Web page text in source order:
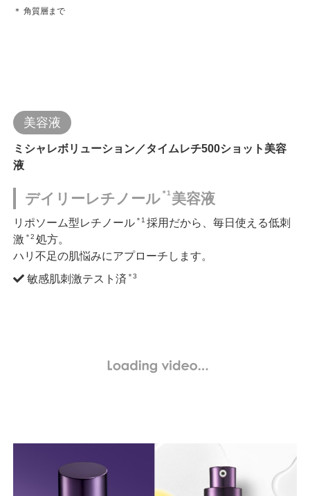
＊ 角質層まで
美容液
ミシャレボリューション／タイムレチ500ショット美容
液
デイリーレチノール ＊1 美容液
リポソーム型レチノール ＊1 採用だから、毎日使える低刺
激 ＊2 処方。
ハリ不足の肌悩みにアプローチします。
敏感肌刺激テスト済 ＊3